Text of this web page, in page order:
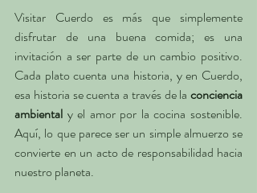
Visitar Cuerdo es más que simplemente
disfrutar de una buena comida; es una
invitación a ser parte de un cambio positivo.
Cada plato cuenta una historia, y en Cuerdo,
esa historia se cuenta a través de la conciencia
ambiental y el amor por la cocina sostenible.
Aquí, lo que parece ser un simple almuerzo se
convierte en un acto de responsabilidad hacia
nuestro planeta.